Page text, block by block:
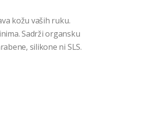
kožu vaših ruku.
Sadrži organsku
silikone ni SLS.